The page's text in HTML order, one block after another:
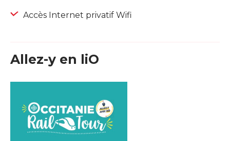
Accès Internet privatif Wifi
Allez-y en liO